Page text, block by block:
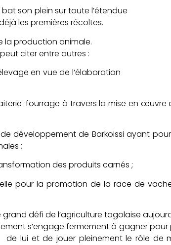
bat son plein sur toute
les premières récoltes.
de la production animale.
citer entre autres :
de l’élevage en vue de
fourrage à travers la mise en œuvre
développement de Barkoissi ayant
;
des produits carnés ;
pour la promotion de la race de
défi de l’agriculture togolaise
s’engage fermement à gagner
lui et de jouer pleinement le rôle de